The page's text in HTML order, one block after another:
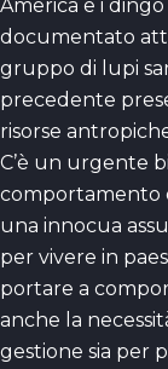
America e i
documentato
gruppo di lupi
precedente
risorse
C’è un urgente
comportamento
una innocua
per vivere in
portare a
anche la
gestione sia per